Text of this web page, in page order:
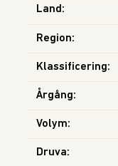
Land :
Region:
Klassificering:
Årgång:
Volym:
Druva: